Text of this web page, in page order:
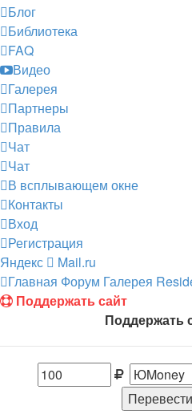
Блог
Библиотека
FAQ
Видео
Галерея
Партнеры
Правила
Чат
Чат
В всплывающем окне
Контакты
Вход
Регистрация
Яндекс
Mail.ru
Главная Форум Галерея
Поддержать сайт
Поддержать